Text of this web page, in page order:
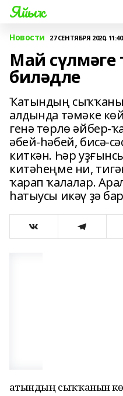
Яйыҡ
Новости 27 СЕНТЯБРЯ 2020, 11:40
Май
биләдле
Ҡатындың
алдында тәмәке
генә төрлө әйбер-
әбей-һәбей, бисә-
киткән. Һәр
китәһеңме ни,
ҡарап ҡалалар.
һатыусы икәү ҙә
Ҡатындың сыҡҡанын